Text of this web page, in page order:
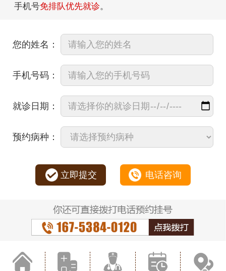
手机号免排队优先就诊。
您的姓名：
手机号码：
就诊日期：
预约病种：
立即提交 电话咨询